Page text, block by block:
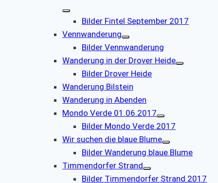
Bilder Fintel September 2017
Vennwanderung
Bilder Vennwanderung
Wanderung in der Drover Heide
Bilder Drover Heide
Wanderung Bilstein
Wanderung in Abenden
Mondo Verde 01.06.2017
Bilder Mondo Verde 2017
Wir suchen die blaue Blume
Bilder Wanderung blaue Blume
Timmendorfer Strand
Bilder Timmendorfer Strand 2017